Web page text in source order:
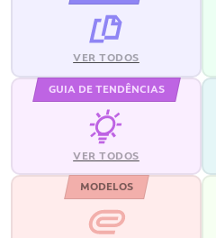
VER TODOS
GUIA DE TENDÊNCIAS
VER TODOS
MODELOS